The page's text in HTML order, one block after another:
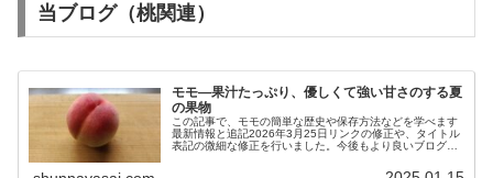
当ブログ（桃関連）
モモ―果汁たっぷり、優しくて強い甘さのする夏
の果物
この記事で、モモの簡単な歴史や保存方法などを学べます
最新情報と追記2026年3月25日リンクの修正や、タイトル
表記の微細な修正を行いました。今後もより良いブログを